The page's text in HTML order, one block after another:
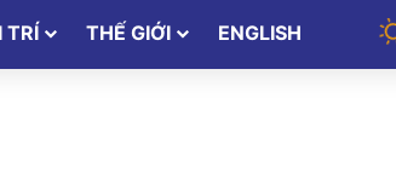
TRÍ THẾ GIỚI ENGLISH